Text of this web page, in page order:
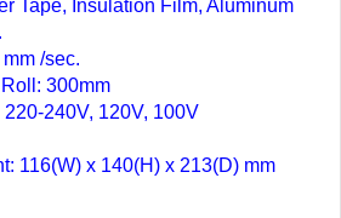
Tape, Insulation Film, Aluminum
/sec.
300mm
240V, 120V, 100V
116(W) x 140(H) x 213(D) mm